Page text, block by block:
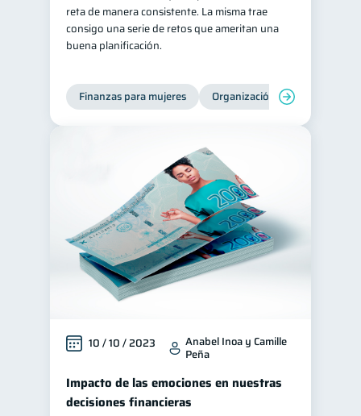
reta de manera consistente. La misma trae
consigo una serie de retos que ameritan una
buena planificación.
Finanzas para mujeres Organización Financiera
10 / 10 / 2023 Anabel Inoa y Camille
Peña
Impacto de las emociones en nuestras
decisiones financieras